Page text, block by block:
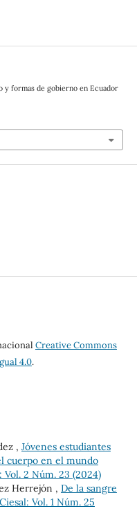
y formas de gobierno en Ecuador
Creative Commons
4.0.
, Jóvenes estudiantes
cuerpo en el mundo
Vol. 2 Núm. 23 (2024)
Herrejón , De la sangre
Vol. 1 Núm. 25